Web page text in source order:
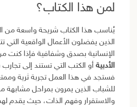
لمن هذا الكتاب؟
يُناسب هذا الكتاب شريحة واسعة من
الذين يفضلون الأعمال الواقعية التي
الإنسانية بصدق وشفافية فإذا كنت
الأدبية أو الكتب التي تستند إلى
فستجد في هذا العمل تجربة ثرية
للشباب الذين يمرون بمراحل
والاستقرار وفهم الذات، حيث يقدم